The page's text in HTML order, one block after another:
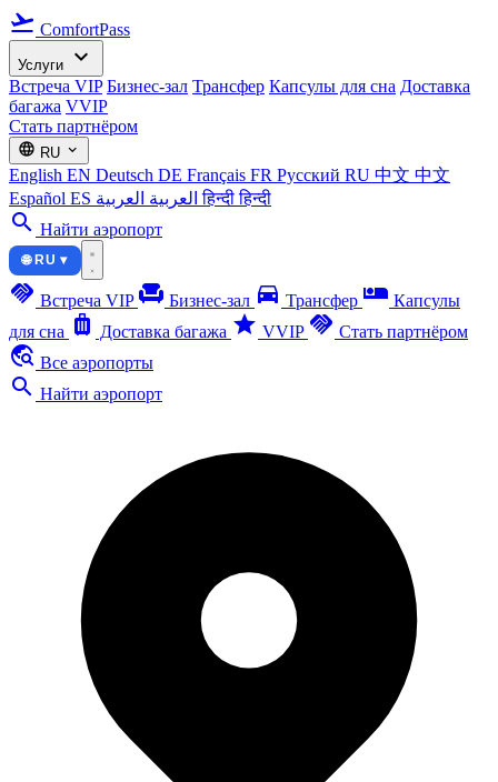
flight_takeoff ComfortPass
Услуги expand_more
Встреча VIP Бизнес-зал Трансфер Капсулы для сна Доставка
багажа VVIP
Стать партнёром
language RU expand_more
English EN Deutsch DE Français FR Русский RU 中文 中文
Español ES العربية العربية हिन्दीहिन्दी
search Найти аэропорт
🌐 RU ▾
handshake Встреча VIP chair Бизнес-зал directions_car Трансфер airline_seat_individual_suite Капсулы
для сна luggage Доставка багажа star VVIP handshake Стать партнёром
travel_explore Все аэропорты
search Найти аэропорт